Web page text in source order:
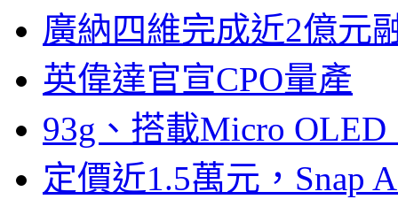
廣納四維完成近2億元
英偉達官宣CPO量產
93g、搭載Micro
定價近1.5萬元，Snap